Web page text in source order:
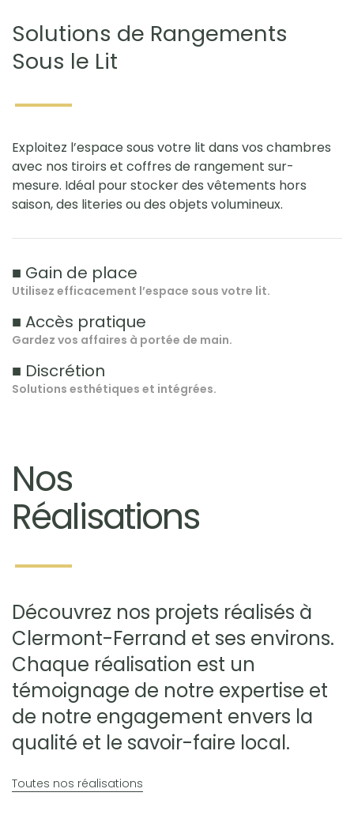
Solutions de Rangements
Sous le Lit
Exploitez l’espace sous votre lit dans vos chambres
avec nos tiroirs et coffres de rangement sur-
mesure. Idéal pour stocker des vêtements hors
saison, des literies ou des objets volumineux.
■ Gain de place
Utilisez efficacement l’espace sous votre lit.
■ Accès pratique
Gardez vos affaires à portée de main.
■ Discrétion
Solutions esthétiques et intégrées.
Nos
Réalisations
Découvrez nos projets réalisés à
Clermont-Ferrand et ses environs.
Chaque réalisation est un
témoignage de notre expertise et
de notre engagement envers la
qualité et le savoir-faire local.
Toutes nos réalisations